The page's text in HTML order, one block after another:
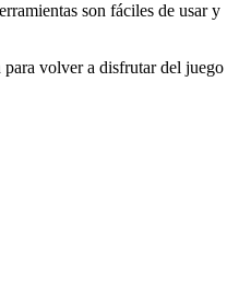
son fáciles de usar y
para volver a disfrutar del juego